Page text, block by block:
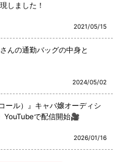
しました！
2021/05/15
んの通勤バッグの中身と
2024/05/02
ル）』キャバ嬢オーディシ
YouTubeで配信開始🎥
2026/01/16